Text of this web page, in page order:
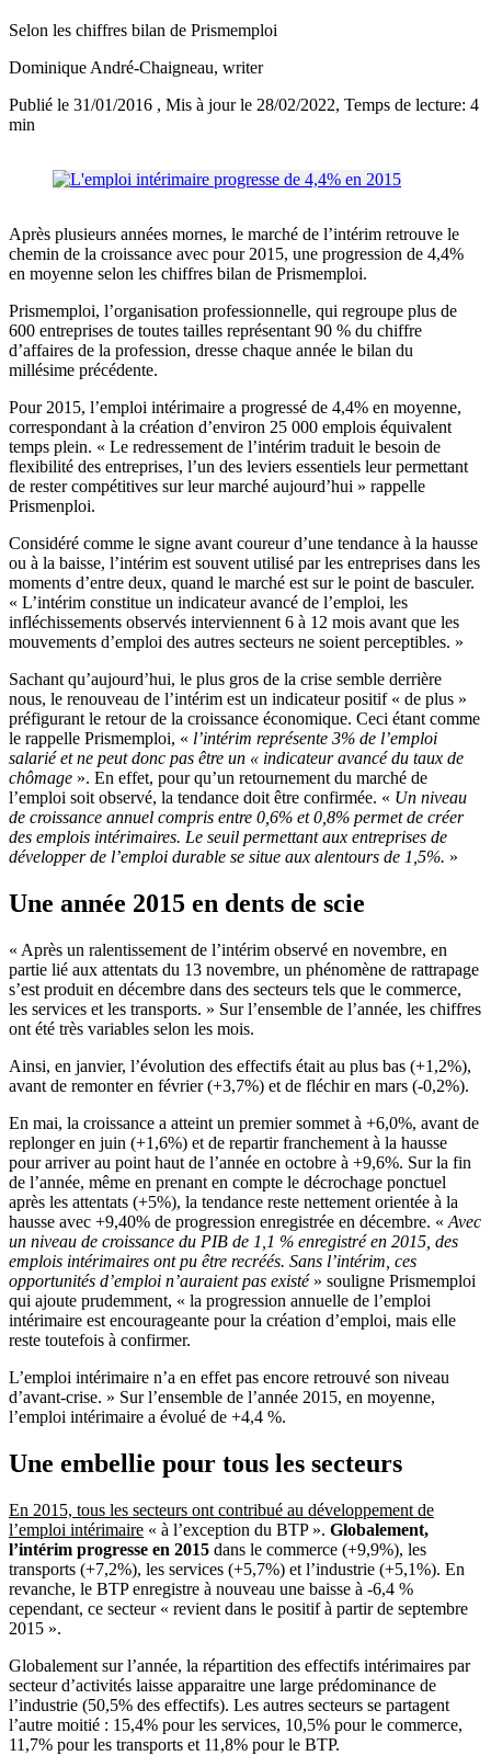
Selon les chiffres bilan de Prismemploi
Dominique André-Chaigneau, writer
Publié le 31/01/2016 , Mis à jour le 28/02/2022, Temps de lecture: 4
min
Après plusieurs années mornes, le marché de l’intérim retrouve le
chemin de la croissance avec pour 2015, une progression de 4,4%
en moyenne selon les chiffres bilan de Prismemploi.
Prismemploi, l’organisation professionnelle, qui regroupe plus de
600 entreprises de toutes tailles représentant 90 % du chiffre
d’affaires de la profession, dresse chaque année le bilan du
millésime précédente.
Pour 2015, l’emploi intérimaire a progressé de 4,4% en moyenne,
correspondant à la création d’environ 25 000 emplois équivalent
temps plein. « Le redressement de l’intérim traduit le besoin de
flexibilité des entreprises, l’un des leviers essentiels leur permettant
de rester compétitives sur leur marché aujourd’hui » rappelle
Prismenploi.
Considéré comme le signe avant coureur d’une tendance à la hausse
ou à la baisse, l’intérim est souvent utilisé par les entreprises dans les
moments d’entre deux, quand le marché est sur le point de basculer.
« L’intérim constitue un indicateur avancé de l’emploi, les
infléchissements observés interviennent 6 à 12 mois avant que les
mouvements d’emploi des autres secteurs ne soient perceptibles. »
Sachant qu’aujourd’hui, le plus gros de la crise semble derrière
nous, le renouveau de l’intérim est un indicateur positif « de plus »
préfigurant le retour de la croissance économique. Ceci étant comme
le rappelle Prismemploi, « l’intérim représente 3% de l’emploi
salarié et ne peut donc pas être un « indicateur avancé du taux de
chômage ». En effet, pour qu’un retournement du marché de
l’emploi soit observé, la tendance doit être confirmée. « Un niveau
de croissance annuel compris entre 0,6% et 0,8% permet de créer
des emplois intérimaires. Le seuil permettant aux entreprises de
développer de l’emploi durable se situe aux alentours de 1,5%. »
Une année 2015 en dents de scie
« Après un ralentissement de l’intérim observé en novembre, en
partie lié aux attentats du 13 novembre, un phénomène de rattrapage
s’est produit en décembre dans des secteurs tels que le commerce,
les services et les transports. » Sur l’ensemble de l’année, les chiffres
ont été très variables selon les mois.
Ainsi, en janvier, l’évolution des effectifs était au plus bas (+1,2%),
avant de remonter en février (+3,7%) et de fléchir en mars (-0,2%).
En mai, la croissance a atteint un premier sommet à +6,0%, avant de
replonger en juin (+1,6%) et de repartir franchement à la hausse
pour arriver au point haut de l’année en octobre à +9,6%. Sur la fin
de l’année, même en prenant en compte le décrochage ponctuel
après les attentats (+5%), la tendance reste nettement orientée à la
hausse avec +9,40% de progression enregistrée en décembre. « Avec
un niveau de croissance du PIB de 1,1 % enregistré en 2015, des
emplois intérimaires ont pu être recréés. Sans l’intérim, ces
opportunités d’emploi n’auraient pas existé» souligne Prismemploi
qui ajoute prudemment, « la progression annuelle de l’emploi
intérimaire est encourageante pour la création d’emploi, mais elle
reste toutefois à confirmer.
L’emploi intérimaire n’a en effet pas encore retrouvé son niveau
d’avant-crise. » Sur l’ensemble de l’année 2015, en moyenne,
l’emploi intérimaire a évolué de +4,4 %.
Une embellie pour tous les secteurs
En 2015, tous les secteurs ont contribué au développement de
l’emploi intérimaire « à l’exception du BTP ». Globalement,
l’intérim progresse en 2015 dans le commerce (+9,9%), les
transports (+7,2%), les services (+5,7%) et l’industrie (+5,1%). En
revanche, le BTP enregistre à nouveau une baisse à -6,4 %
cependant, ce secteur « revient dans le positif à partir de septembre
2015 ».
Globalement sur l’année, la répartition des effectifs intérimaires par
secteur d’activités laisse apparaitre une large prédominance de
l’industrie (50,5% des effectifs). Les autres secteurs se partagent
l’autre moitié : 15,4% pour les services, 10,5% pour le commerce,
11,7% pour les transports et 11,8% pour le BTP.